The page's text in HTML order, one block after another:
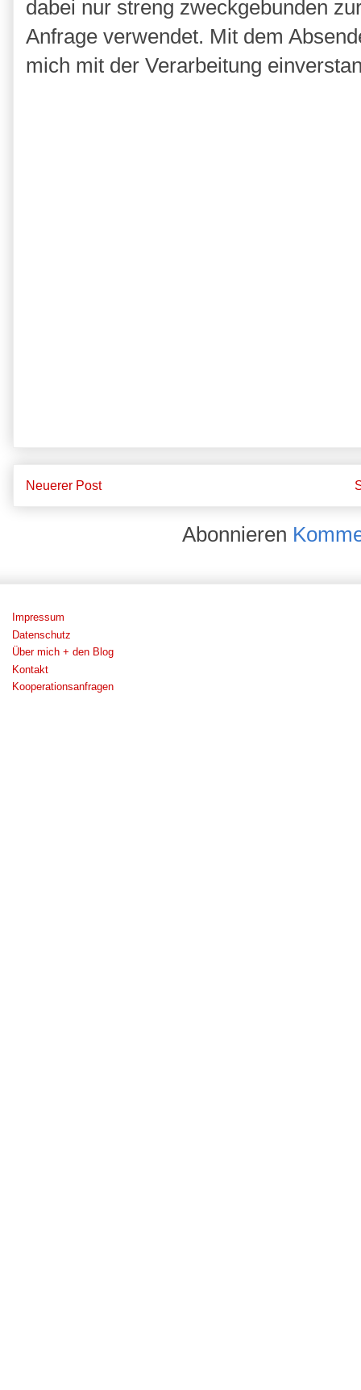
dabei nur streng zweckgebunden
Anfrage verwendet. Mit dem
mich mit der Verarbeitung
Neuerer Post
Abonnieren
Impressum
Datenschutz
Über mich + den Blog
Kontakt
Kooperationsanfragen